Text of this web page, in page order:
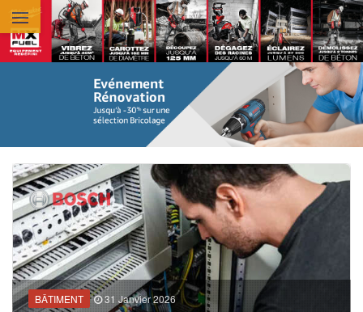
Aller au contenu principal
BÂTIMENT 31 Janvier 2026